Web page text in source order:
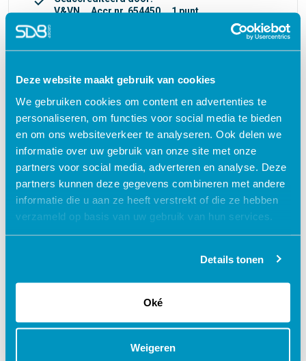
Deze website maakt gebruik van cookies
We gebruiken cookies om content en advertenties te
personaliseren, om functies voor social media te bieden
en om ons websiteverkeer te analyseren. Ook delen we
informatie over uw gebruik van onze site met onze
partners voor social media, adverteren en analyse. Deze
partners kunnen deze gegevens combineren met andere
informatie die u aan ze heeft verstrekt of die ze hebben
verzameld op basis van uw gebruik van hun services.
Details tonen
Oké
Weigeren
V&VN
Accr.nr. 654450 1 punt
turned_in_not
Waarom kiezen voor deze
e-learning?
Flexibel – leer op je eigen manier en tempo
Interactieve en aantrekkelijke leermethoden
24/7 toegang tot lesmateriaal
Accreditatiepunten worden automatisch